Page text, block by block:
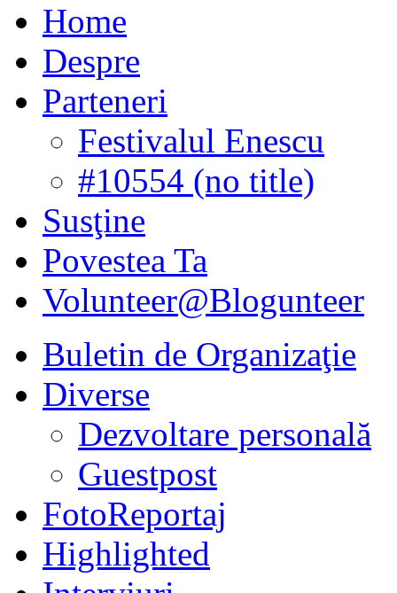
Home
Despre
Parteneri
Festivalul Enescu
#10554 (no title)
Susţine
Povestea Ta
Volunteer@Blogunteer
Buletin de Organizaţie
Diverse
Dezvoltare personală
Guestpost
FotoReportaj
Highlighted